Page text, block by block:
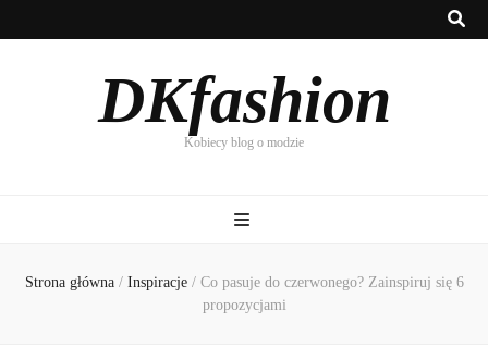
DKfashion
Kobiecy blog o modzie
Strona główna / Inspiracje / Co pasuje do czerwonego? Zainspiruj się 6
propozycjami